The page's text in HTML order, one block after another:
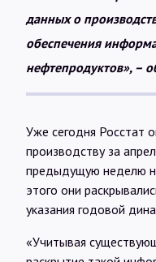
данных о
обеспечения
нефтепродуктов», –
Уже сегодня Росстат
производству за
предыдущую неделю
этого они
указания годовой
«Учитывая